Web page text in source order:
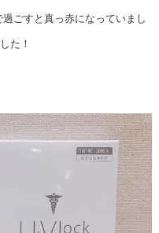
ごすと真っ赤になっていまし
た！